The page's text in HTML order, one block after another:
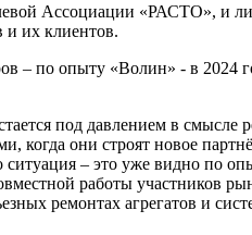
Ассоциации «РАСТО», и
и их клиентов.
– по опыту «Волин» - в 2024
под давлением в
когда они строят новое
– это уже видно по
работы участников
ремонтах агрегатов и